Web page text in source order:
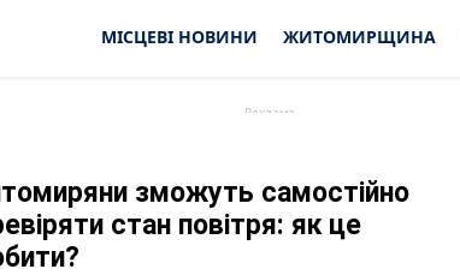
МІСЦЕВІ НОВИНИ ЖИТОМИРЩИНА
зможуть самостійно
стан повітря: як це